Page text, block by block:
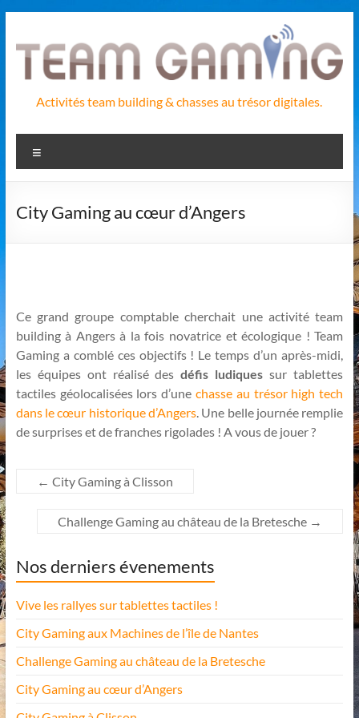
contenu
Activités team building & chasses au trésor digitales.
City Gaming au cœur d’Angers
Ce grand groupe comptable cherchait une activité team
building à Angers à la fois novatrice et écologique ! Team
Gaming a comblé ces objectifs ! Le temps d’un après-midi,
les équipes ont réalisé desdéfis ludiques sur tablettes
tactiles géolocalisées lors d’une chasse au trésor high tech
dans le cœur historique d’Angers. Une belle journée remplie
de surprises et de franches rigolades ! A vous de jouer ?
← City Gaming à Clisson
Challenge Gaming au château de la Bretesche →
Nos derniers évenements
Vive les rallyes sur tablettes tactiles !
City Gaming aux Machines de l’île de Nantes
Challenge Gaming au château de la Bretesche
City Gaming au cœur d’Angers